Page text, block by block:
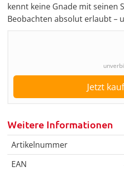
kennt keine Gnade mit seinen
Beobachten absolut erlaubt –
Jetzt
Weitere Informationen
Artikelnummer
EAN